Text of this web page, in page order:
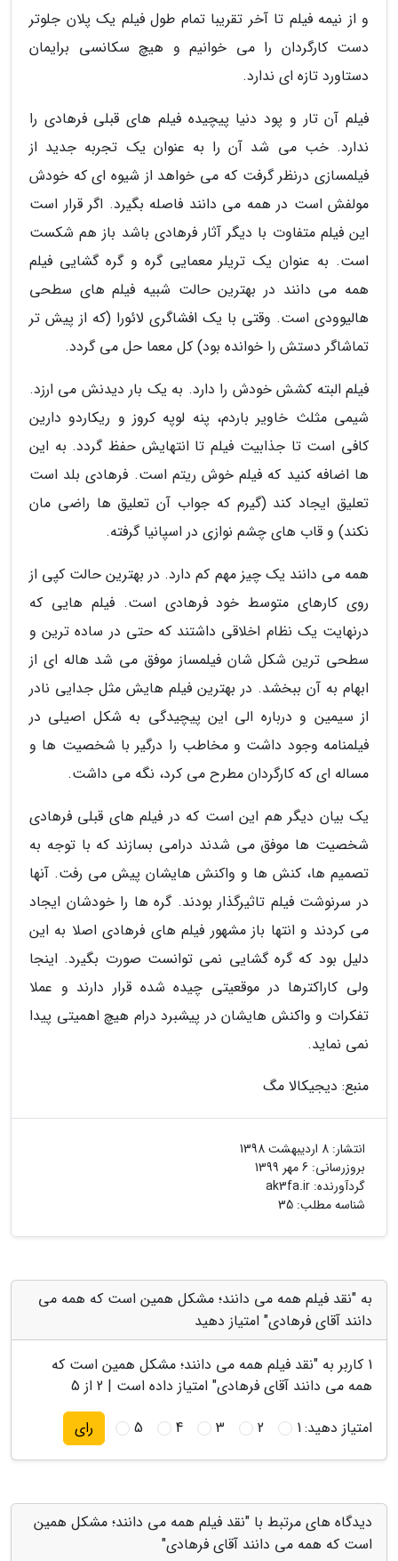
و از نیمه فیلم تا آخر تقریبا تمام طول فیلم یک پلان جلوتر
دست کارگردان را می خوانیم و هیچ سکانسی برایمان
دستاورد تازه ای ندارد.
فیلم آن تار و پود دنیا پیچیده فیلم های قبلی فرهادی را
ندارد. خب می شد آن را به عنوان یک تجربه جدید از
فیلمسازی درنظر گرفت که می خواهد از شیوه ای که خودش
مولفش است در همه می دانند فاصله بگیرد. اگر قرار است
این فیلم متفاوت با دیگر آثار فرهادی باشد باز هم شکست
است. به عنوان یک تریلر معمایی گره و گره گشایی فیلم
همه می دانند در بهترین حالت شبیه فیلم های سطحی
هالیوودی است. وقتی با یک افشاگری لائورا (که از پیش تر
تماشاگر دستش را خوانده بود) کل معما حل می گردد.
فیلم البته کشش خودش را دارد. به یک بار دیدنش می ارزد.
شیمی مثلث خاویر باردم، پنه لوپه کروز و ریکاردو دارین
کافی است تا جذابیت فیلم تا انتهایش حفظ گردد. به این
ها اضافه کنید که فیلم خوش ریتم است. فرهادی بلد است
تعلیق ایجاد کند (گیرم که جواب آن تعلیق ها راضی مان
نکند) و قاب های چشم نوازی در اسپانیا گرفته.
همه می دانند یک چیز مهم کم دارد. در بهترین حالت کپی از
روی کارهای متوسط خود فرهادی است. فیلم هایی که
درنهایت یک نظام اخلاقی داشتند که حتی در ساده ترین و
سطحی ترین شکل شان فیلمساز موفق می شد هاله ای از
ابهام به آن ببخشد. در بهترین فیلم هایش مثل جدایی نادر
از سیمین و درباره الی این پیچیدگی به شکل اصیلی در
فیلمنامه وجود داشت و مخاطب را درگیر با شخصیت ها و
مساله ای که کارگردان مطرح می کرد، نگه می داشت.
یک بیان دیگر هم این است که در فیلم های قبلی فرهادی
شخصیت ها موفق می شدند درامی بسازند که با توجه به
تصمیم ها، کنش ها و واکنش هایشان پیش می رفت. آنها
در سرنوشت فیلم تاثیرگذار بودند. گره ها را خودشان ایجاد
می کردند و انتها باز مشهور فیلم های فرهادی اصلا به این
دلیل بود که گره گشایی نمی توانست صورت بگیرد. اینجا
ولی کاراکترها در موقعیتی چیده شده قرار دارند و عملا
تفکرات و واکنش هایشان در پیشبرد درام هیچ اهمیتی پیدا
نمی نماید.
منبع: دیجیکالا مگ
انتشار: 8 اردیبهشت 1398
بروزرسانی: 6 مهر 1399
گردآورنده: ak3fa.ir
شناسه مطلب: 35
به "نقد فیلم همه می دانند؛ مشکل همین است که همه می
دانند آقای فرهادی" امتیاز دهید
1 کاربر به "نقد فیلم همه می دانند؛ مشکل همین است که
همه می دانند آقای فرهادی" امتیاز داده است | 2 از 5
امتیاز دهید:1
2
3
4
5 رای
دیدگاه های مرتبط با "نقد فیلم همه می دانند؛ مشکل همین
است که همه می دانند آقای فرهادی"